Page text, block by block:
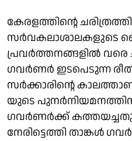
കേരളത്തിന്റെ
സർവകലാശാലകളുടെ
പ്രവർത്തനങ്ങളിൽ
ഗവർണർ ഇടപെടുന്ന
സർക്കാരിന്റെ
യുടെ പുനർനിയമനത്തിന്
ഗവർണർക്ക്
നേരിട്ടെത്തി താങ്കൾ